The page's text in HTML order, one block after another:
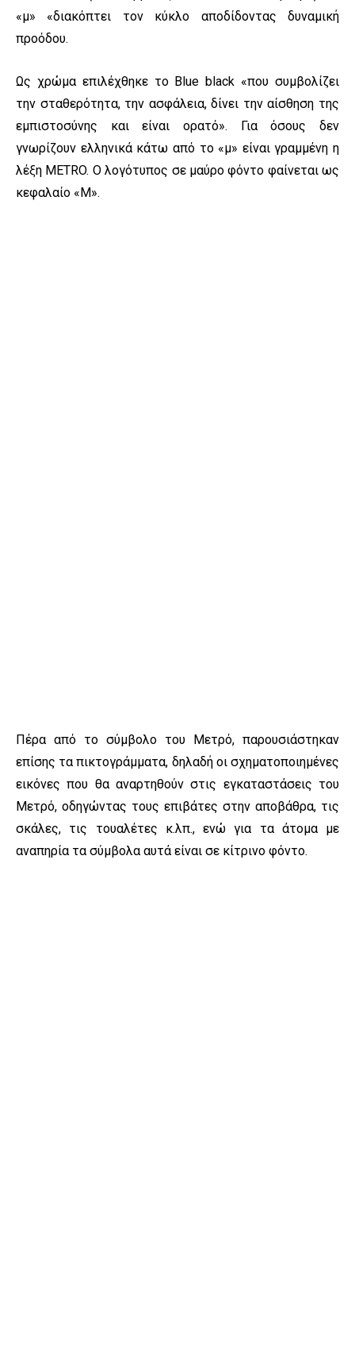
«μ» «διακόπτει τον κύκλο αποδίδοντας δυναμική
προόδου.
Ως χρώμα επιλέχθηκε το Blue black «που συμβολίζει
την σταθερότητα, την ασφάλεια, δίνει την αίσθηση της
εμπιστoσύνης και είναι ορατό». Για όσους δεν
γνωρίζουν ελληνικά κάτω από το «μ» είναι γραμμένη η
λέξη METRO. Ο λογότυπος σε μαύρο φόντο φαίνεται ως
κεφαλαίο «Μ».
Πέρα από το σύμβολο του Μετρό, παρουσιάστηκαν
επίσης τα πικτογράμματα, δηλαδή οι σχηματοποιημένες
εικόνες που θα αναρτηθούν στις εγκαταστάσεις του
Μετρό, οδηγώντας τους επιβάτες στην αποβάθρα, τις
σκάλες, τις τουαλέτες κ.λπ., ενώ για τα άτομα με
αναπηρία τα σύμβολα αυτά είναι σε κίτρινο φόντο.